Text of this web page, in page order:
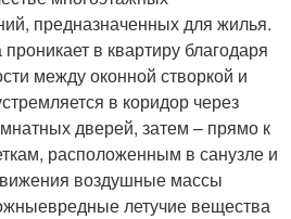
предназначенных для жилья.
в квартиру благодаря
между оконной створкой и
в коридор через
дверей, затем – прямо к
расположенным в санузле и
воздушные массы
летучие вещества